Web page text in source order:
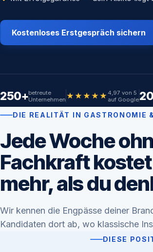
Kostenloses Erstgespräch sichern
250+betreute
Unternehmen ★★★★★ 4,97 von 5
auf Google
DIE REALITÄT IN GASTRONOMIE
Jede Woche
Fachkraft
mehr, als du
Wir kennen die Engpässe deiner
Kandidaten dort ab, wo klassische
DIESE